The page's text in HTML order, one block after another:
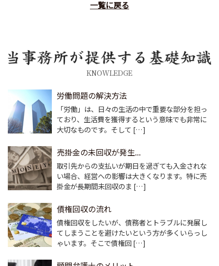
一覧に戻る
KNOWLEDGE
労働問題の解決方法
「労働」は、日々の生活の中で重要な部分を担っ
ており、生活費を獲得するという意味でも非常に
大切なものです。そして […]
売掛金の未回収が発生...
取引先からの支払いが期日を過ぎても入金されな
い場合、経営への影響は大きくなります。特に売
掛金が長期間未回収のま […]
債権回収の流れ
債権回収をしたいが、債務者とトラブルに発展し
てしまうことを避けたいという方が多くいらっし
ゃいます。そこで債権回 […]